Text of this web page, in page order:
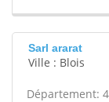
Sarl ararat
Ville : Blois
Département: